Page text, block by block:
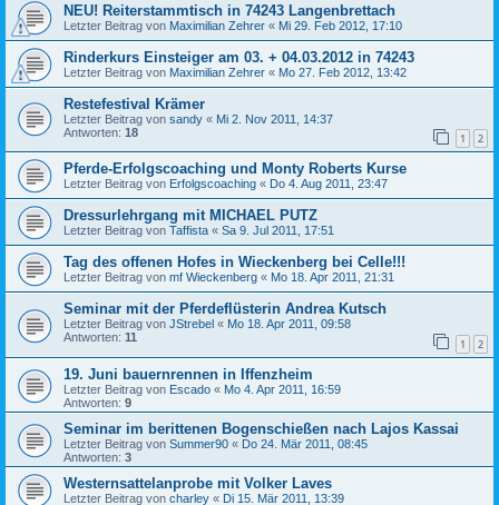
NEU! Reiterstammtisch in 74243 Langenbrettach
Letzter Beitrag von Maximilian Zehrer « Mi 29. Feb 2012, 17:10
Rinderkurs Einsteiger am 03. + 04.03.2012 in 74243
Letzter Beitrag von Maximilian Zehrer « Mo 27. Feb 2012, 13:42
Restefestival Krämer
Letzter Beitrag von sandy « Mi 2. Nov 2011, 14:37
Antworten: 18 1 2
Pferde-Erfolgscoaching und Monty Roberts Kurse
Letzter Beitrag von Erfolgscoaching « Do 4. Aug 2011, 23:47
Dressurlehrgang mit MICHAEL PUTZ
Letzter Beitrag von Taffista « Sa 9. Jul 2011, 17:51
Tag des offenen Hofes in Wieckenberg bei Celle!!!
Letzter Beitrag von mf Wieckenberg « Mo 18. Apr 2011, 21:31
Seminar mit der Pferdeflüsterin Andrea Kutsch
Letzter Beitrag von JStrebel « Mo 18. Apr 2011, 09:58
Antworten: 11 1 2
19. Juni bauernrennen in Iffenzheim
Letzter Beitrag von Escado « Mo 4. Apr 2011, 16:59
Antworten: 9
Seminar im berittenen Bogenschießen nach Lajos Kassai
Letzter Beitrag von Summer90 « Do 24. Mär 2011, 08:45
Antworten: 3
Westernsattelanprobe mit Volker Laves
Letzter Beitrag von charley « Di 15. Mär 2011, 13:39